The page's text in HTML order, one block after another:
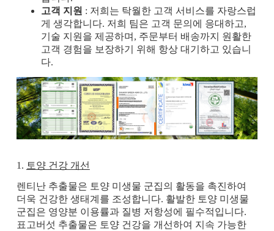
고객 지원 : 저희는 탁월한 고객 서비스를 자랑스럽
게 생각합니다. 저희 팀은 고객 문의에 응대하고,
기술 지원을 제공하며, 주문부터 배송까지 원활한
고객 경험을 보장하기 위해 항상 대기하고 있습니
다.
1. 토양 건강 개선
렌티난 추출물은 토양 미생물 군집의 활동을 촉진하여
더욱 건강한 생태계를 조성합니다. 활발한 토양 미생물
군집은 영양분 이용률과 질병 저항성에 필수적입니다.
표고버섯 추출물은 토양 건강을 개선하여 지속 가능한